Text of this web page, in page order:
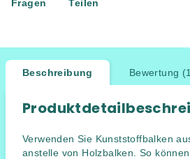
Fragen Teilen
Beschreibung Bewertung
Verwenden Sie Kunststoffbalken
anstelle von Holzbalken. So